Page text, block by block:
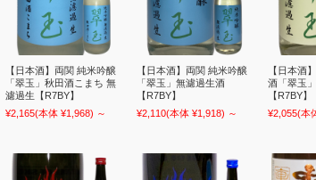
【日本酒】両関 純米吟醸
「翠玉」秋田酒こまち 無
濾過生【R7BY】
¥2,165(本体 ¥1,968) ～
【日本酒】両関 純米吟醸
「翠玉」無濾過生酒
【R7BY】
¥2,110(本体 ¥1,918) ～
【日本酒
酒「翠玉
【R7BY】
¥2,055(本